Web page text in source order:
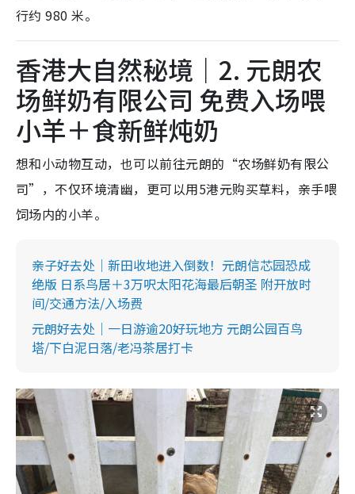
行约 980 米。
香港大自然秘境｜2. 元朗农
场鲜奶有限公司 免费入场喂
小羊＋食新鲜炖奶
想和小动物互动，也可以前往元朗的“农场鲜奶有限公
司”，不仅环境清幽，更可以用5港元购买草料，亲手喂
饲场内的小羊。
亲子好去处｜新田收地进入倒数！元朗信芯园恐成
绝版 日系鸟居＋3万呎太阳花海最后朝圣 附开放时
间/交通方法/入场费
元朗好去处｜一日游逾20好玩地方 元朗公园百鸟
塔/下白泥日落/老冯茶居打卡